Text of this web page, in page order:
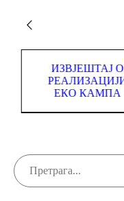
филм о Еко
на Романији